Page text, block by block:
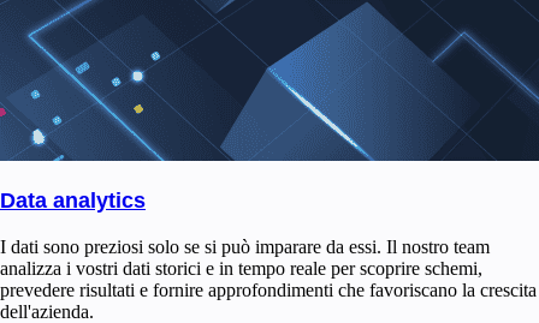
Data analytics
I dati sono preziosi solo se si può imparare da essi. Il nostro team
analizza i vostri dati storici e in tempo reale per scoprire schemi,
prevedere risultati e fornire approfondimenti che favoriscano la crescita
dell'azienda.